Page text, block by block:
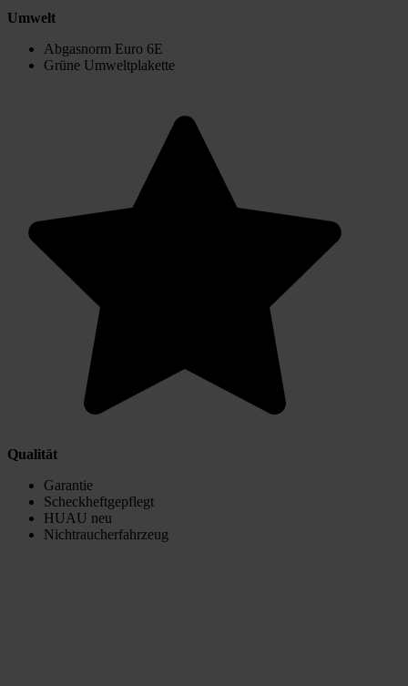
Umwelt
Abgasnorm Euro 6E
Grüne Umweltplakette
Qualität
Garantie
Scheckheftgepflegt
HUAU neu
Nichtraucherfahrzeug